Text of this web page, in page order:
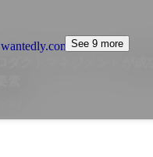
wantedly.com See 9 more